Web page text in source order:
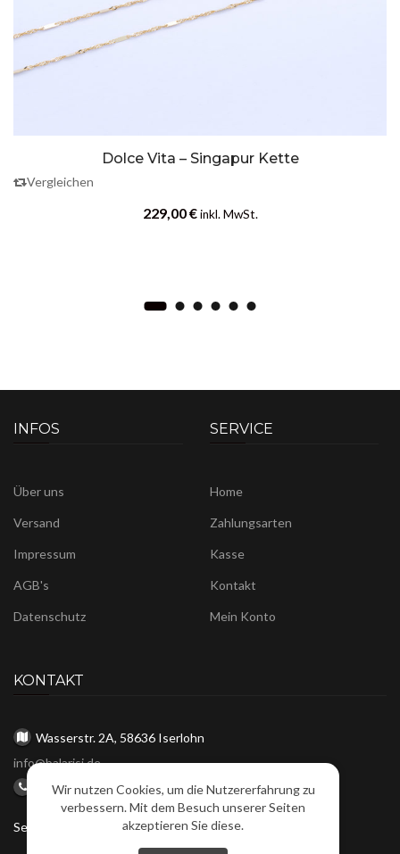
Dolce Vita – Singapur Kette
Vergleichen
229,00€ inkl. MwSt.
INFOS
Über uns
Versand
Impressum
AGB's
Datenschutz
SERVICE
Home
Zahlungsarten
Kasse
Kontakt
Mein Konto
KONTAKT
Wasserstr. 2A, 58636 Iserlohn
info@balarisi.de
Tel: 02371 20547
Service-Hotline : Mo - Fr, 10:00 bis 16:00 Uhr
Wir nutzen Cookies, um die Nutzererfahrung zu
verbessern. Mit dem Besuch unserer Seiten
akzeptieren Sie diese.